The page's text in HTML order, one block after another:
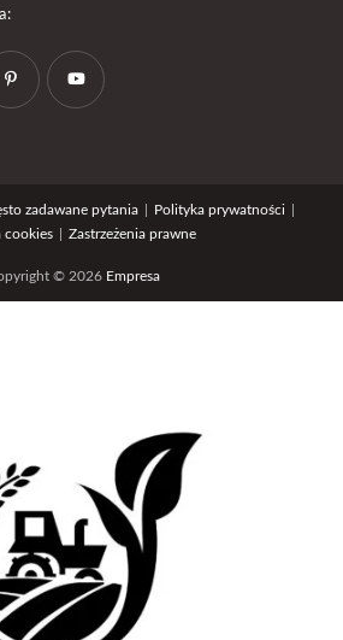
new
tab
zadawane pytania
Polityka prywatności
cookies
Zastrzeżenia prawne
© 2026 Empresa